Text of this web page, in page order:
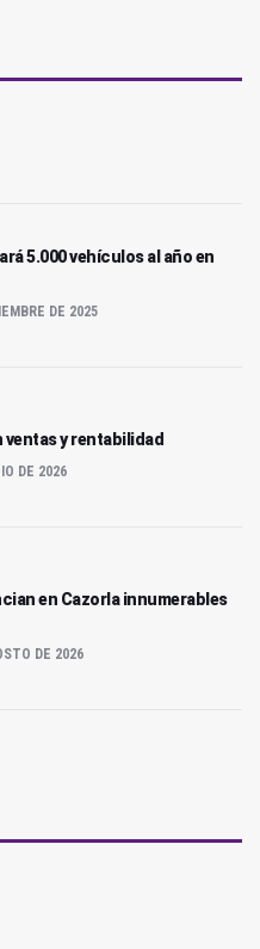
5.000 vehículos al año en
DE 2025
ventas y rentabilidad
DE 2026
en Cazorla innumerables
DE 2026